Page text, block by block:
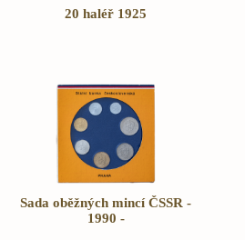
20 haléř 1925
Sada oběžných mincí ČSSR -
1990 -